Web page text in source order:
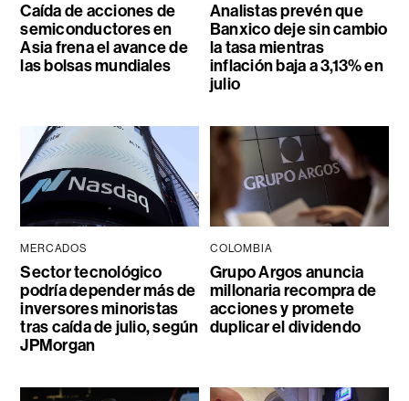
Caída de acciones de
semiconductores en
Asia frena el avance de
las bolsas mundiales
Analistas prevén que
Banxico deje sin cambio
la tasa mientras
inflación baja a 3,13% en
julio
MERCADOS
Sector tecnológico
podría depender más de
inversores minoristas
tras caída de julio, según
JPMorgan
COLOMBIA
Grupo Argos anuncia
millonaria recompra de
acciones y promete
duplicar el dividendo